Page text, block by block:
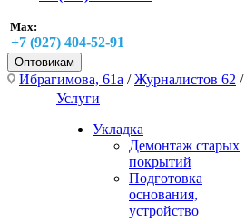
Max:
+7 (927) 404-52-91
Оптовикам
Ибрагимова, 61а /Журналистов 62 /
Услуги
Укладка
Демонтаж старых
покрытий
Подготовка
основания,
устройство